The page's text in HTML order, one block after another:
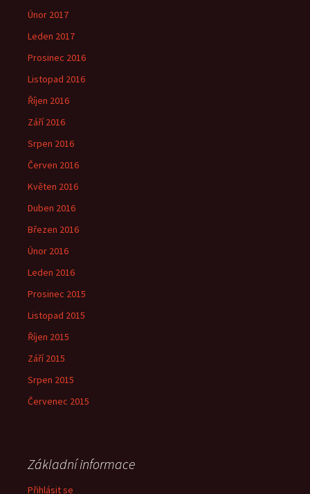
Únor 2017
Leden 2017
Prosinec 2016
Listopad 2016
Říjen 2016
Září 2016
Srpen 2016
Červen 2016
Květen 2016
Duben 2016
Březen 2016
Únor 2016
Leden 2016
Prosinec 2015
Listopad 2015
Říjen 2015
Září 2015
Srpen 2015
Červenec 2015
Základní informace
Přihlásit se